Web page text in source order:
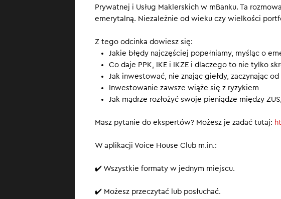
SUBSKRYBUJ, by nie przegapić
Prywatnej i Usług Maklerskich w mBanku. Ta
emerytalną. Niezależnie od wieku czy wielkości
Z tego odcinka dowiesz się:
Jakie błędy najczęściej popełniamy, myśląc o
Co daje PPK, IKE i IKZE i dlaczego to nie tylko
Jak inwestować, nie znając giełdy, zaczynając od
Inwestowanie zawsze wiąże się z ryzykiem
Jak mądrze rozłożyć swoje pieniądze między
Masz pytanie do ekspertów? Możesz je zadać tutaj:
W aplikacji Voice House Club m.in.:
✔️ Wszystkie formaty w jednym miejscu.
✔️ Możesz przeczytać lub posłuchać.